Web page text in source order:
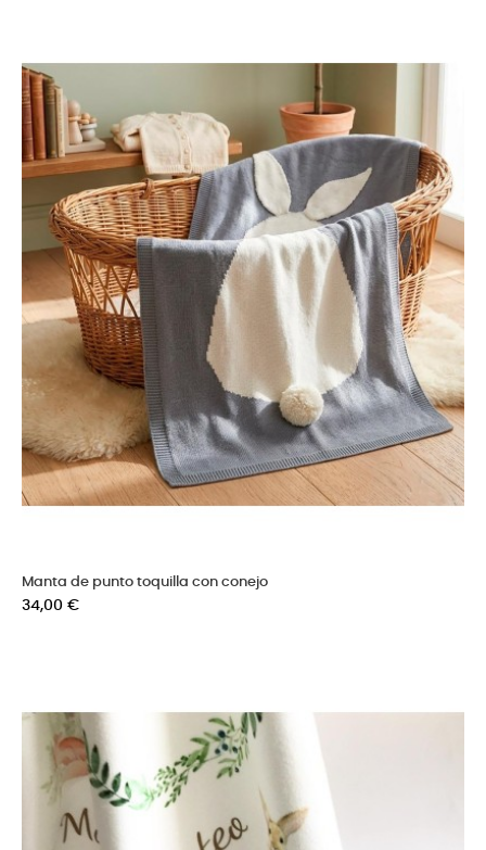
Manta de punto toquilla con conejo
Precio
34,00 €